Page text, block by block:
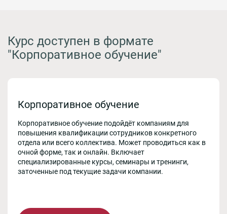
Курс доступен в формате
"Корпоративное обучение"
Корпоративное обучение
Корпоративное обучение подойдёт компаниям для
повышения квалификации сотрудников конкретного
отдела или всего коллектива. Может проводиться как в
очной форме, так и онлайн. Включает
специализированные курсы, семинары и тренинги,
заточенные под текущие задачи компании.